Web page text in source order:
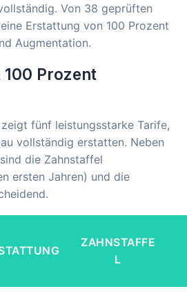
Von 38 geprüften
Erstattung von 100 Prozent
Augmentation.
Prozent
fünf leistungsstarke Tarife,
vollständig erstatten. Neben
die Zahnstaffel
ersten Jahren) und die
ZAHNSTAFFE
L